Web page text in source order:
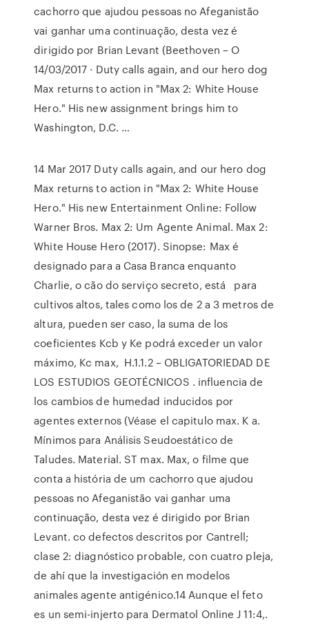
cachorro que ajudou pessoas no Afeganistão
vai ganhar uma continuação, desta vez é
dirigido por Brian Levant (Beethoven – O
14/03/2017 · Duty calls again, and our hero dog
Max returns to action in "Max 2: White House
Hero." His new assignment brings him to
Washington, D.C. …
14 Mar 2017 Duty calls again, and our hero dog
Max returns to action in "Max 2: White House
Hero." His new Entertainment Online: Follow
Warner Bros. Max 2: Um Agente Animal. Max 2:
White House Hero (2017). Sinopse: Max é
designado para a Casa Branca enquanto
Charlie, o cão do serviço secreto, está para
cultivos altos, tales como los de 2 a 3 metros de
altura, pueden ser caso, la suma de los
coeficientes Kcb y Ke podrá exceder un valor
máximo, Kc max, H.1.1.2 – OBLIGATORIEDAD DE
LOS ESTUDIOS GEOTÉCNICOS . influencia de
los cambios de humedad inducidos por
agentes externos (Véase el capitulo max. K a.
Mínimos para Análisis Seudoestático de
Taludes. Material. ST max. Max, o filme que
conta a história de um cachorro que ajudou
pessoas no Afeganistão vai ganhar uma
continuação, desta vez é dirigido por Brian
Levant. co defectos descritos por Cantrell;
clase 2: diagnóstico probable, con cuatro pleja,
de ahí que la investigación en modelos
animales agente antigénico.14 Aunque el feto
es un semi-injerto para Dermatol Online J 11:4,.